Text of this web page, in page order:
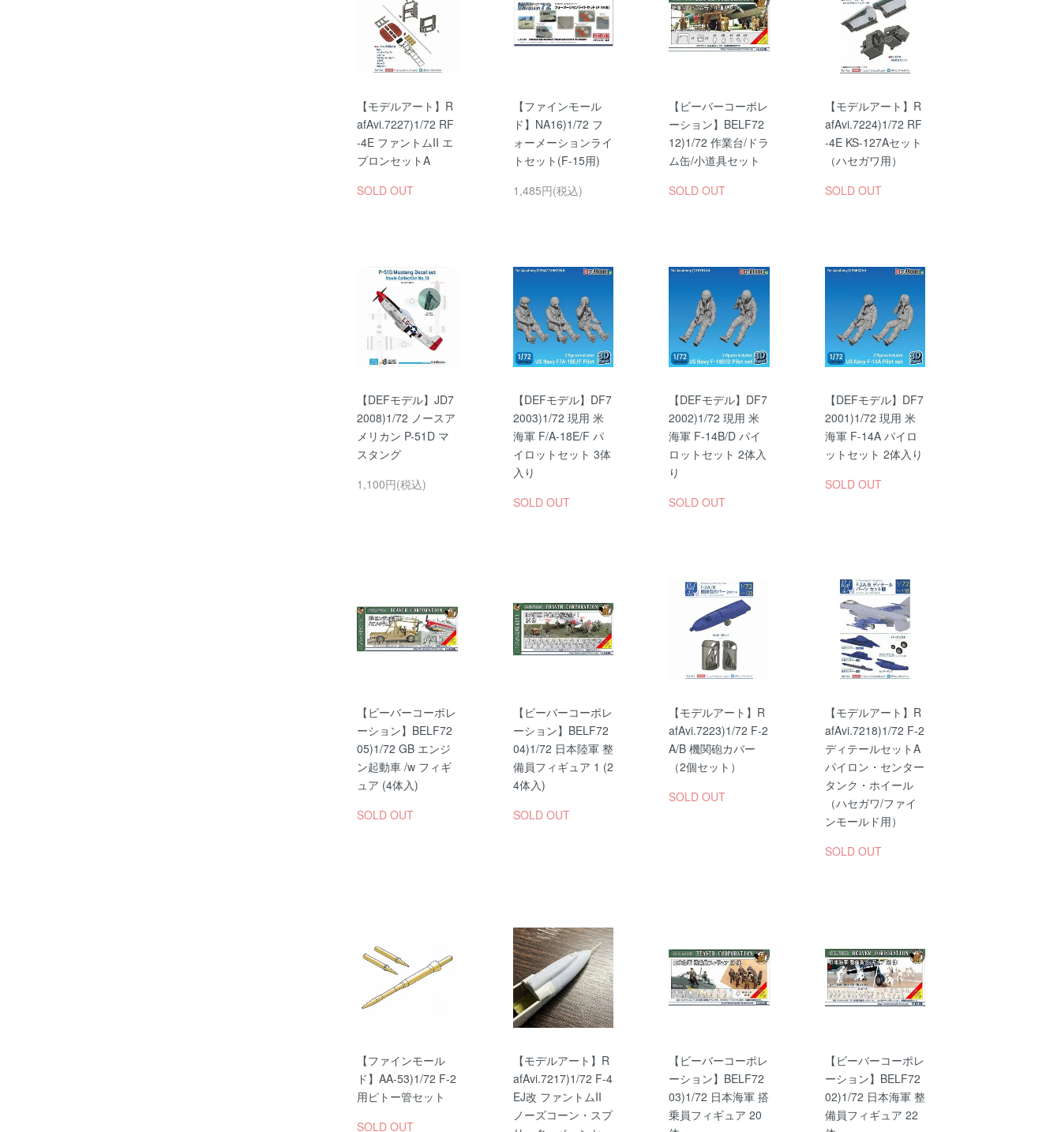
【モデルアート】R
afAvi.7227)1/72 RF
-4E ファントムII エ
プロンセットA
SOLD OUT
【ファインモール
ド】NA16)1/72 フ
ォーメーションライ
トセット(F-15用)
1,485円(税込)
【ビーバーコーポレ
ーション】BELF72
12)1/72 作業台/ドラ
ム缶/小道具セット
SOLD OUT
【モデルアート】R
afAvi.7224)1/72 RF
-4E KS-127Aセット
（ハセガワ用）
SOLD OUT
【DEFモデル】JD7
2008)1/72 ノースア
メリカン P-51D マ
スタング
1,100円(税込)
【DEFモデル】DF7
2003)1/72 現用 米
海軍 F/A-18E/F パ
イロットセット 3体
入り
SOLD OUT
【DEFモデル】DF7
2002)1/72 現用 米
海軍 F-14B/D パイ
ロットセット 2体入
り
SOLD OUT
【DEFモデル】DF7
2001)1/72 現用 米
海軍 F-14A パイロ
ットセット 2体入り
SOLD OUT
【ビーバーコーポレ
ーション】BELF72
05)1/72 GB エンジ
ン起動車 /w フィギ
ュア (4体入)
SOLD OUT
【ビーバーコーポレ
ーション】BELF72
04)1/72 日本陸軍 整
備員フィギュア 1 (2
4体入)
SOLD OUT
【モデルアート】R
afAvi.7223)1/72 F-2
A/B 機関砲カバー
（2個セット）
SOLD OUT
【モデルアート】R
afAvi.7218)1/72 F-2
ディテールセットA
パイロン・センター
タンク・ホイール
（ハセガワ/ファイ
ンモールド用）
SOLD OUT
【ファインモール
ド】AA-53)1/72 F-2
用ピトー管セット
SOLD OUT
【モデルアート】R
afAvi.7217)1/72 F-4
EJ改 ファントムII
ノーズコーン・スプ
【ビーバーコーポレ
ーション】BELF72
03)1/72 日本海軍 搭
乗員フィギュア 20
【ビーバーコーポレ
ーション】BELF72
02)1/72 日本海軍 整
備員フィギュア 22